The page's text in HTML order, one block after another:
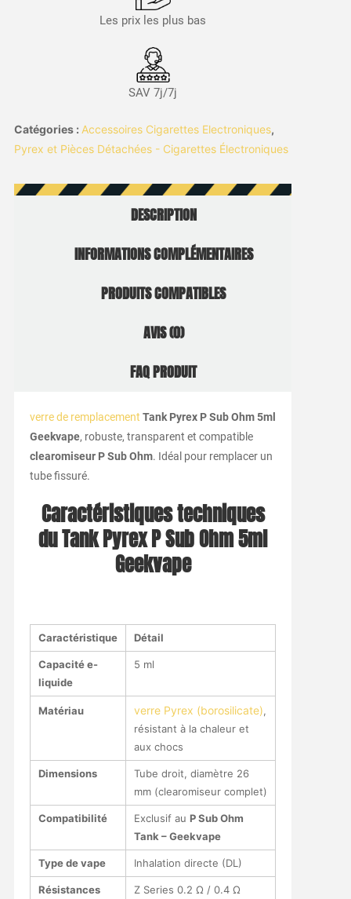
Les prix les plus bas
SAV 7j/7j
Catégories : Accessoires Cigarettes Electroniques,
Pyrex et Pièces Détachées - Cigarettes Électroniques
DESCRIPTION
INFORMATIONS COMPLÉMENTAIRES
PRODUITS COMPATIBLES
AVIS (0)
FAQ PRODUIT
verre de remplacement Tank Pyrex P Sub Ohm 5ml
Geekvape, robuste, transparent et compatible
clearomiseur P Sub Ohm. Idéal pour remplacer un
tube fissuré.
Caractéristiques techniques
du Tank Pyrex P Sub Ohm 5ml
Geekvape
Caractéristique Détail
Capacité e-
liquide
5 ml
Matériau verre Pyrex (borosilicate),
résistant à la chaleur et
aux chocs
Dimensions
Tube droit, diamètre 26
mm (clearomiseur complet)
Compatibilité Exclusif au P Sub Ohm
Tank – Geekvape
Type de vape Inhalation directe (DL)
Résistances
Z Series 0.2 Ω / 0.4 Ω